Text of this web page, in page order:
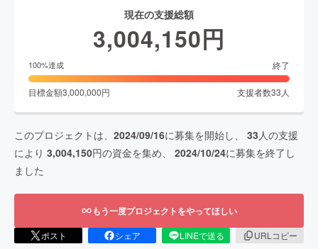
現在の支援総額
3,004,150円
100%達成 終了
目標金額3,000,000円 支援者数33 人
このプロジェクトは、 2024/09/16に募集を開始し、 33 人の支援
により 3,004,150円の資金を集め、 2024/10/24に募集を終了し
ました
もう一度プロジェクトをやってほしい
ポスト シェア LINEで送る
URLコピー